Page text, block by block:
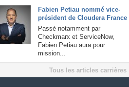
Fabien Petiau nommé vice-
président de Cloudera France
Passé notamment par
Checkmarx et ServiceNow,
Fabien Petiau aura pour
mission...
Tous les articles carrières